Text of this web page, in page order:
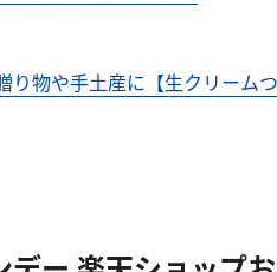
物や手土産に【生クリームつ